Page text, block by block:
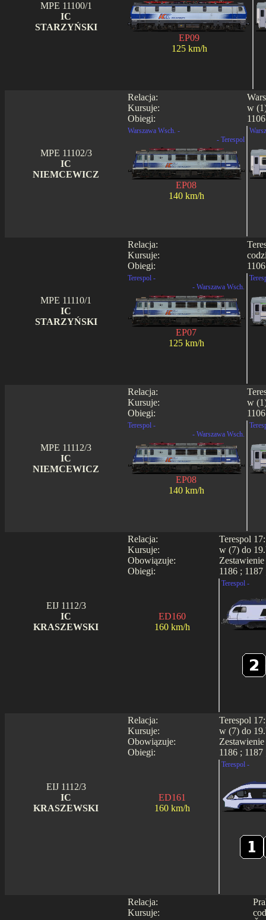
MPE 11100/1
IC
STARZYŃSKI
EP09
125 km/h
Relacja:
Kursuje:
Obiegi:
w
MPE 11102/3
IC
NIEMCEWICZ
Warszawa Wsch. -
- Terespol
EP08
140 km/h
Relacja:
Kursuje:
Obiegi:
MPE 11110/1
IC
STARZYŃSKI
Terespol -
- Warszawa Wsch.
EP07
125 km/h
Relacja:
Kursuje:
Obiegi:
w
MPE 11112/3
IC
NIEMCEWICZ
Terespol -
- Warszawa Wsch.
EP08
140 km/h
Relacja:
Kursuje:
Obowiązuje:
Obiegi:
Terespol
w (7) do
1186 ; 1187
EIJ 1112/3
IC
KRASZEWSKI
ED160
160 km/h
Terespol -
Relacja:
Kursuje:
Obowiązuje:
Obiegi:
Terespol
w (7) do
1186 ; 1187
EIJ 1112/3
IC
KRASZEWSKI
ED161
160 km/h
Terespol -
Relacja:
Kursuje: